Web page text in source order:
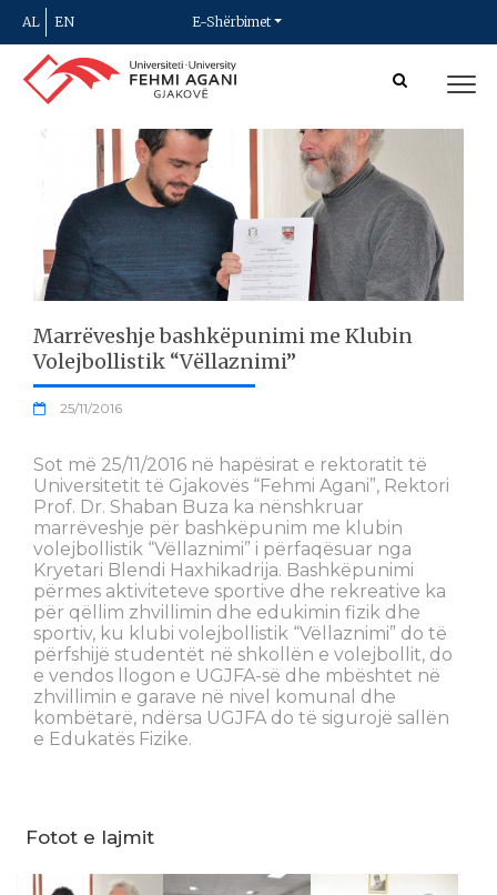
AL EN E-Shërbimet
Marrëveshje bashkëpunimi me Klubin
Volejbollistik “Vëllaznimi”
25/11/2016
Sot më 25/11/2016 në hapësirat e rektoratit të
Universitetit të Gjakovës “Fehmi Agani”, Rektori
Prof. Dr. Shaban Buza ka nënshkruar
marrëveshje për bashkëpunim me klubin
volejbollistik “Vëllaznimi” i përfaqësuar nga
Kryetari Blendi Haxhikadrija. Bashkëpunimi
përmes aktiviteteve sportive dhe rekreative ka
për qëllim zhvillimin dhe edukimin fizik dhe
sportiv, ku klubi volejbollistik “Vëllaznimi” do të
përfshijë studentët në shkollën e volejbollit, do
e vendos llogon e UGJFA-së dhe mbështet në
zhvillimin e garave në nivel komunal dhe
kombëtarë, ndërsa UGJFA do të sigurojë sallën
e Edukatës Fizike.
Fotot e lajmit